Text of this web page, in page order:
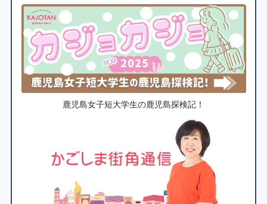
鹿児島女子短大学生の鹿児島探検記！